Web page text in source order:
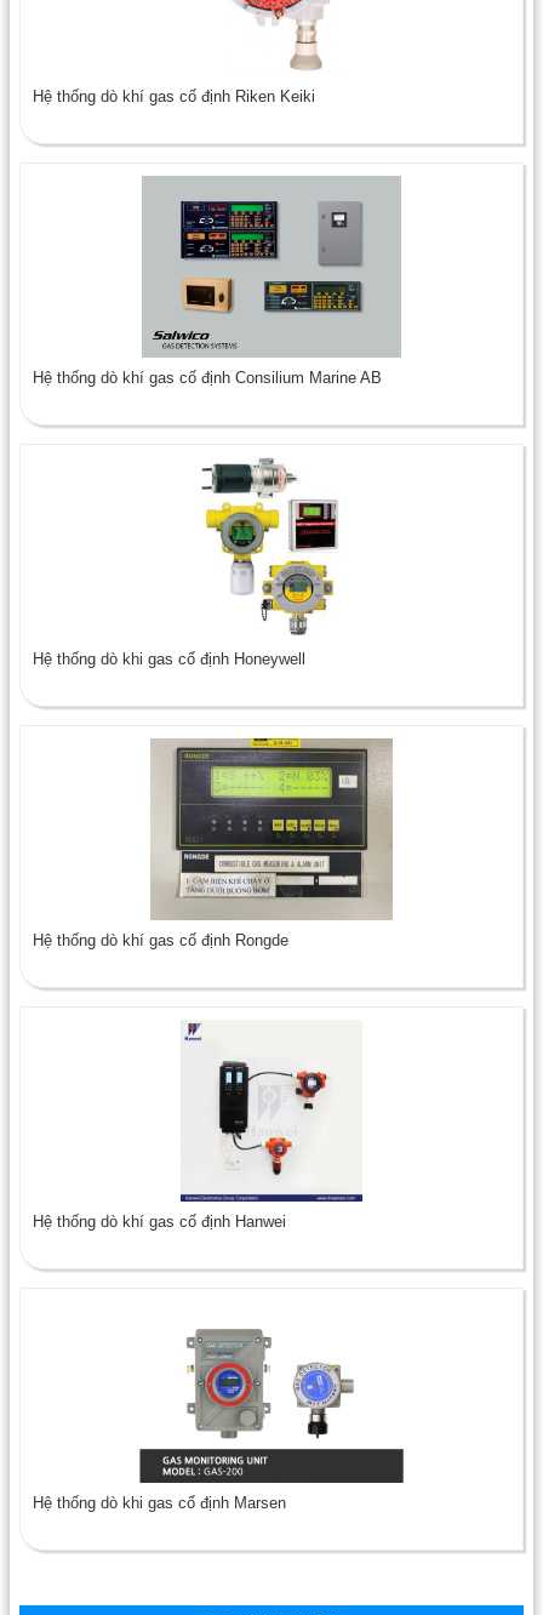
Hệ thống dò khí gas cố định Riken Keiki
Hệ thống dò khí gas cố định Consilium Marine AB
Hệ thống dò khi gas cố định Honeywell
Hệ thống dò khí gas cố định Rongde
Hệ thống dò khí gas cố định Hanwei
Hệ thống dò khi gas cố định Marsen